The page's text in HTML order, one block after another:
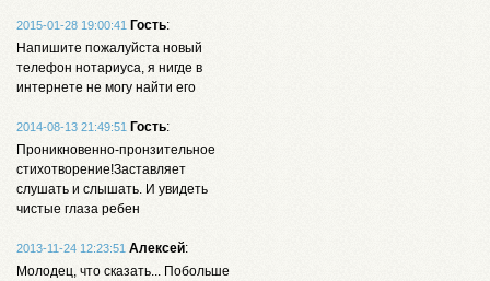
2015-01-28 19:00:41 Гость:
Напишите пожалуйста новый
телефон нотариуса, я нигде в
интернете не могу найти его
2014-08-13 21:49:51 Гость:
Проникновенно-пронзительное
стихотворение!Заставляет
слушать и слышать. И увидеть
чистые глаза ребен
2013-11-24 12:23:51 Алексей:
Молодец, что сказать... Побольше